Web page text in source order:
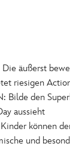
Die äußerst
riesigen
Bilde den
aussieht
können
und